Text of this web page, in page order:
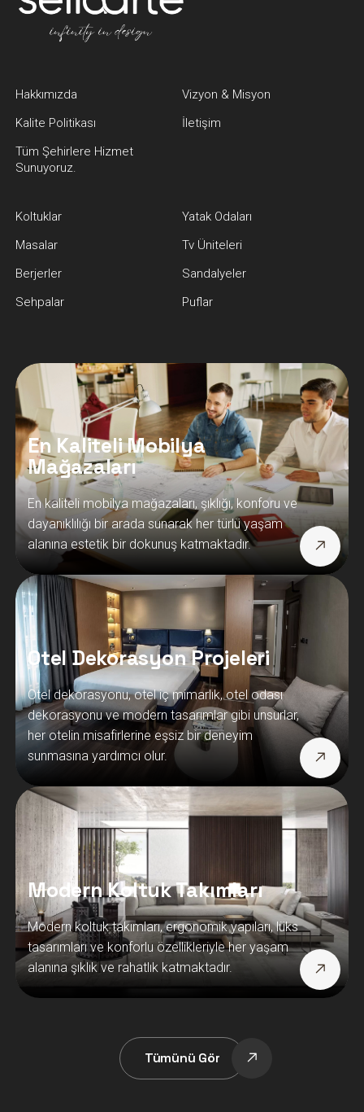
Hakkımızda
Vizyon & Misyon
Kalite Politikası
İletişim
Tüm Şehirlere Hizmet
Sunuyoruz.
Koltuklar
Yatak Odaları
Masalar
Tv Üniteleri
Berjerler
Sandalyeler
Sehpalar
Puflar
En Kaliteli Mobilya
Mağazaları
En kaliteli mobilya mağazaları, şıklığı, konforu ve
dayanıklılığı bir arada sunarak her türlü yaşam
alanına estetik bir dokunuş katmaktadır.
Otel Dekorasyon Projeleri
Otel dekorasyonu, otel iç mimarlık, otel odası
dekorasyonu ve modern tasarımlar gibi unsurlar,
her otelin misafirlerine eşsiz bir deneyim
sunmasına yardımcı olur.
Modern Koltuk Takımları
Modern koltuk takımları, ergonomik yapıları, lüks
tasarımları ve konforlu özellikleriyle her yaşam
alanına şıklık ve rahatlık katmaktadır.
Tümünü Gör